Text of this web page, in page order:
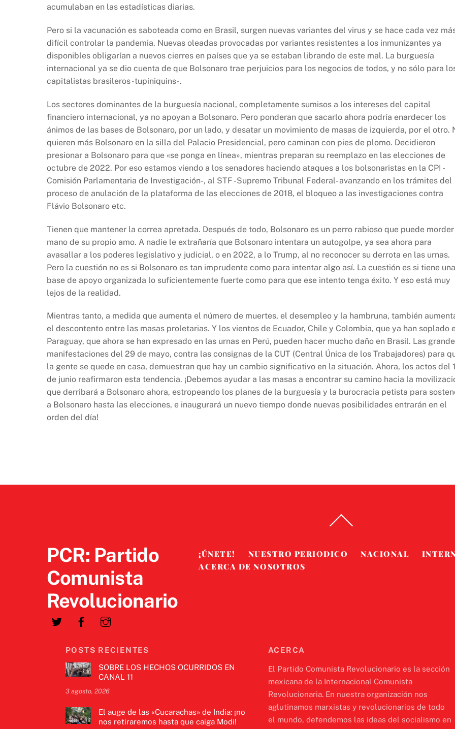
acumulaban en las estadísticas diarias.
Pero si la vacunación es saboteada como en Brasil, surgen nuevas variantes del virus y se hace cada vez
difícil controlar la pandemia. Nuevas oleadas provocadas por variantes resistentes a los inmunizantes ya
disponibles obligarían a nuevos cierres en países que ya se estaban librando de este mal. La burguesía
internacional ya se dio cuenta de que Bolsonaro trae perjuicios para los negocios de todos, y no sólo para
capitalistas brasileros -tupiniquins-.
Los sectores dominantes de la burguesía nacional, completamente sumisos a los intereses del capital
financiero internacional, ya no apoyan a Bolsonaro. Pero ponderan que sacarlo ahora podría enardecer los
ánimos de las bases de Bolsonaro, por un lado, y desatar un movimiento de masas de izquierda, por el otro.
quieren más Bolsonaro en la silla del Palacio Presidencial, pero caminan con pies de plomo. Decidieron
presionar a Bolsonaro para que «se ponga en línea», mientras preparan su reemplazo en las elecciones de
octubre de 2022. Por eso estamos viendo a los senadores haciendo ataques a los bolsonaristas en la CPI -
Comisión Parlamentaria de Investigación-, al STF -Supremo Tribunal Federal- avanzando en los trámites del
proceso de anulación de la plataforma de las elecciones de 2018, el bloqueo a las investigaciones contra
Flávio Bolsonaro etc.
Tienen que mantener la correa apretada. Después de todo, Bolsonaro es un perro rabioso que puede
mano de su propio amo. A nadie le extrañaría que Bolsonaro intentara un autogolpe, ya sea ahora para
avasallar a los poderes legislativo y judicial, o en 2022, a lo Trump, al no reconocer su derrota en las urnas.
Pero la cuestión no es si Bolsonaro es tan imprudente como para intentar algo así. La cuestión es si tiene una
base de apoyo organizada lo suficientemente fuerte como para que ese intento tenga éxito. Y eso está muy
lejos de la realidad.
Mientras tanto, a medida que aumenta el número de muertes, el desempleo y la hambruna, también
el descontento entre las masas proletarias. Y los vientos de Ecuador, Chile y Colombia, que ya han soplado
Paraguay, que ahora se han expresado en las urnas en Perú, pueden hacer mucho daño en Brasil. Las
manifestaciones del 29 de mayo, contra las consignas de la CUT (Central Única de los Trabajadores) para
la gente se quede en casa, demuestran que hay un cambio significativo en la situación. Ahora, los actos del
de junio reafirmaron esta tendencia. ¡Debemos ayudar a las masas a encontrar su camino hacia la
que derribará a Bolsonaro ahora, estropeando los planes de la burguesía y la burocracia petista para
a Bolsonaro hasta las elecciones, e inaugurará un nuevo tiempo donde nuevas posibilidades entrarán en el
orden del día!
To
PCR: Partido
Comunista
Revolucionario
¡ÚNETE! NUESTRO PERIODICO NACIONAL
ACERCA DE NOSOTROS
POSTS RECIENTES
SOBRE LOS HECHOS OCURRIDOS EN
CANAL 11
3 agosto, 2026
El auge de las «Cucarachas» de India: ¡no
nos retiraremos hasta que caiga Modi!
ACERCA
El Partido Comunista Revolucionario es la sección
mexicana de la Internacional Comunista
Revolucionaria. En nuestra organización nos
aglutinamos marxistas y revolucionarios de todo
el mundo, defendemos las ideas del socialismo en